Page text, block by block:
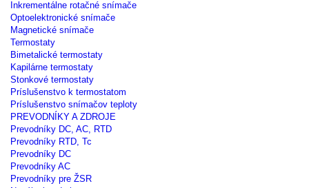
Inkrementálne rotačné snímače
Optoelektronické snímače
Magnetické snímače
Termostaty
Bimetalické termostaty
Kapilárne termostaty
Stonkové termostaty
Príslušenstvo k termostatom
Príslušenstvo snímačov teploty
PREVODNÍKY A ZDROJE
Prevodníky DC, AC, RTD
Prevodníky RTD, Tc
Prevodníky DC
Prevodníky AC
Prevodníky pre ŽSR